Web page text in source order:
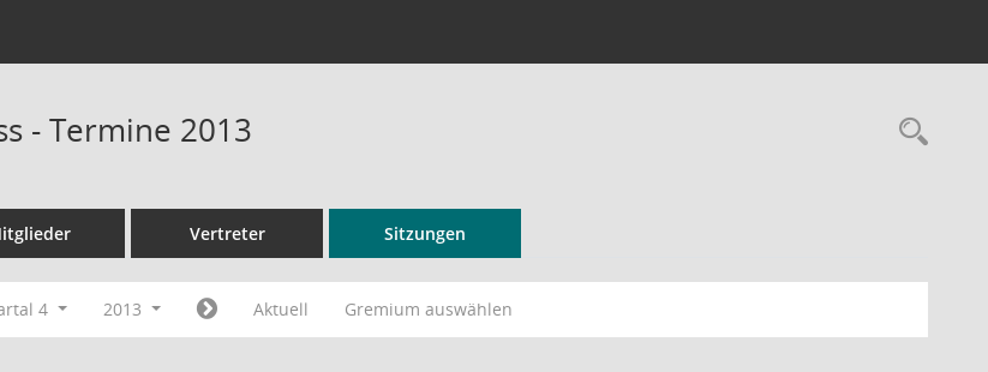
- Termine 2013
Vertreter Sitzungen
4 2013 Aktuell Gremium auswählen